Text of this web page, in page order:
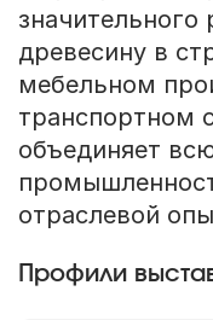
значительного
древесину в
мебельном
транспортном
объединяет
отраслевой
Профили